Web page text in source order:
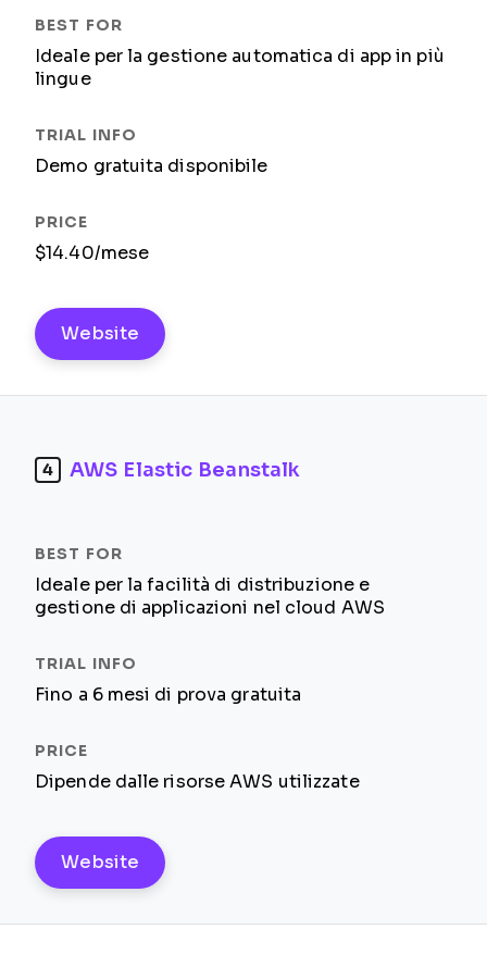
Ideale per la gestione automatica di app in più
lingue
Demo gratuita disponibile
$14.40/mese
Website
4 AWS Elastic Beanstalk
Ideale per la facilità di distribuzione e
gestione di applicazioni nel cloud AWS
Fino a 6 mesi di prova gratuita
Dipende dalle risorse AWS utilizzate
Website